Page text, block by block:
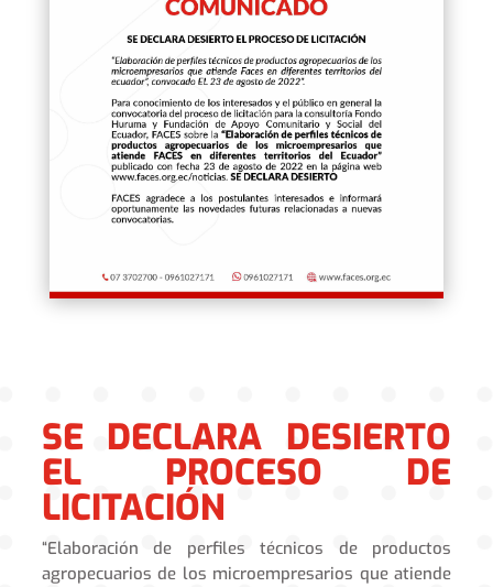
SE DECLARA DESIERTO
EL PROCESO DE
LICITACIÓN
“Elaboración de perfiles técnicos de productos
agropecuarios de los microempresarios que atiende